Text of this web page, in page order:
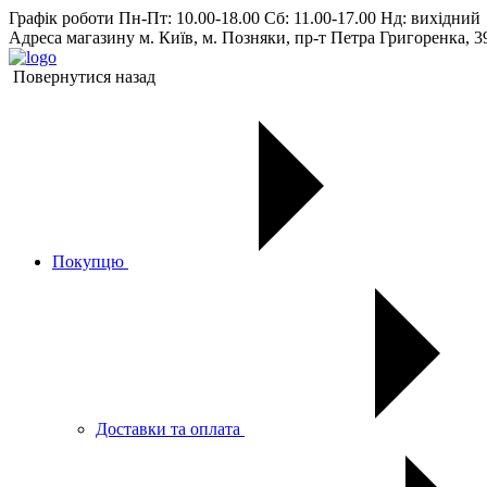
Графік роботи Пн-Пт: 10.00-18.00 Сб: 11.00-17.00 Нд: вихiдний
Адреса магазину м. Київ, м. Позняки, пр-т Петра Григоренка,
Повернутися назад
Покупцю
Доставки та оплата